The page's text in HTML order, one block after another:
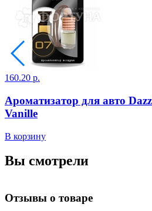
160.20 р.
Ароматизатор для авто
Vanille
В корзину
Вы смотрели
Отзывы о товаре